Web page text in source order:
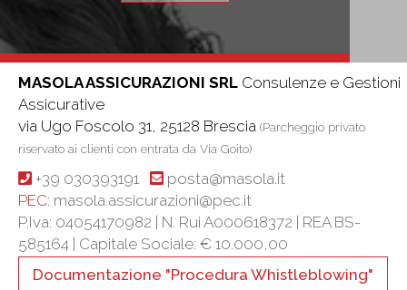
MASOLA ASSICURAZIONI SRL Consulenze e Gestioni
Assicurative
via Ugo Foscolo 31, 25128 Brescia (Parcheggio privato
riservato ai clienti con entrata da Via Goito)
+39 030393191
posta@masola.it
PEC: masola.assicurazioni@pec.it
P.Iva: 04054170982 | N. Rui A000618372 | REA BS-
585164 | Capitale Sociale: € 10.000,00
Documentazione "Procedura Whistleblowing"